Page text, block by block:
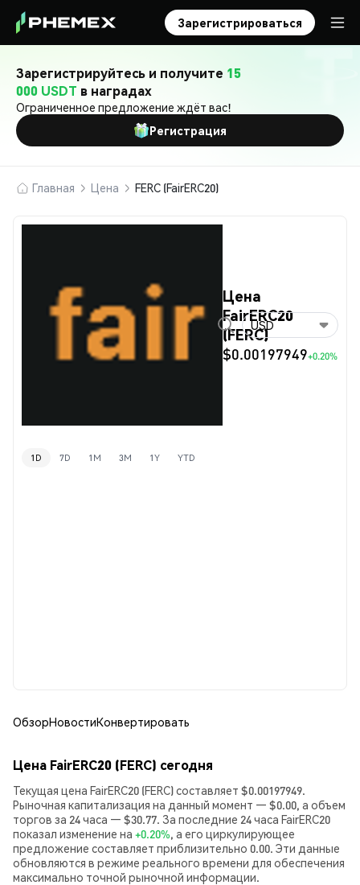
Зарегистрироваться
Зарегистрируйтесь и получите 15
000 USDT в наградах
Ограниченное предложение ждёт вас!
Регистрация
Главная Цена FERC (FairERC20)
Цена
FairERC20
(FERC)
$0.00197949+0.20%
USD
1D 7D 1M 3M 1Y YTD
ОбзорНовостиКонвертировать
Цена FairERC20 (FERC) сегодня
Текущая цена FairERC20 (FERC) составляет $0.00197949.
Рыночная капитализация на данный момент — $0.00, а объем
торгов за 24 часа — $30.77. За последние 24 часа FairERC20
показал изменение на +0.20%, а его циркулирующее
предложение составляет приблизительно 0.00. Эти данные
обновляются в режиме реального времени для обеспечения
максимально точной рыночной информации.